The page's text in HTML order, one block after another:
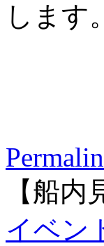
します。
【船
イベン